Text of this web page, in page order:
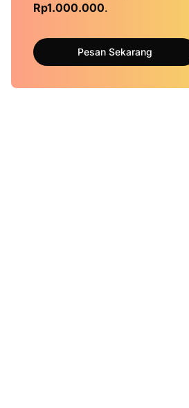
Rp1.000.000.
Pesan Sekarang